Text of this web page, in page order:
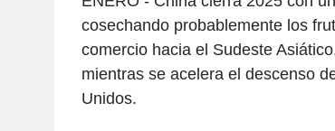
cosechando probablemente los
comercio hacia el Sudeste
mientras se acelera el descenso
Unidos.